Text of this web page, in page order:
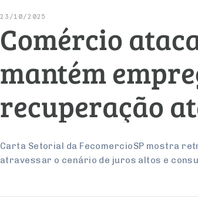
23/10/2025
Comércio
mantém
recuperação
Carta Setorial da FecomercioSP mostra
atravessar o cenário de juros altos e